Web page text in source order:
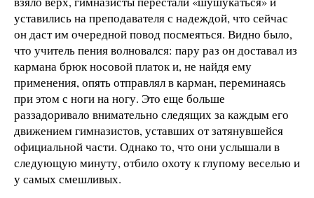
уставились на преподавателя с надеждой, что сейчас
он даст им очередной повод посмеяться. Видно было,
что учитель пения волновался: пару раз он доставал из
кармана брюк носовой платок и, не найдя ему
применения, опять отправлял в карман, переминаясь
при этом с ноги на ногу. Это еще больше
раззадоривало внимательно следящих за каждым его
движением гимназистов, уставших от затянувшейся
официальной части. Однако то, что они услышали в
следующую минуту, отбило охоту к глупому веселью и
у самых смешливых.